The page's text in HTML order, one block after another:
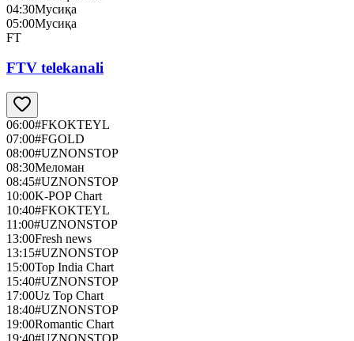
04:30Мусиқа
05:00Мусиқа
FT
FTV telekanali
06:00#FKOKTEYL
07:00#FGOLD
08:00#UZNONSTOP
08:30Меломан
08:45#UZNONSTOP
10:00K-POP Chart
10:40#FKOKTEYL
11:00#UZNONSTOP
13:00Fresh news
13:15#UZNONSTOP
15:00Top India Chart
15:40#UZNONSTOP
17:00Uz Top Chart
18:40#UZNONSTOP
19:00Romantic Chart